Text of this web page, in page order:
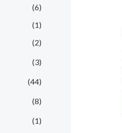
(6)
(1)
(2)
(3)
(44)
(8)
(1)